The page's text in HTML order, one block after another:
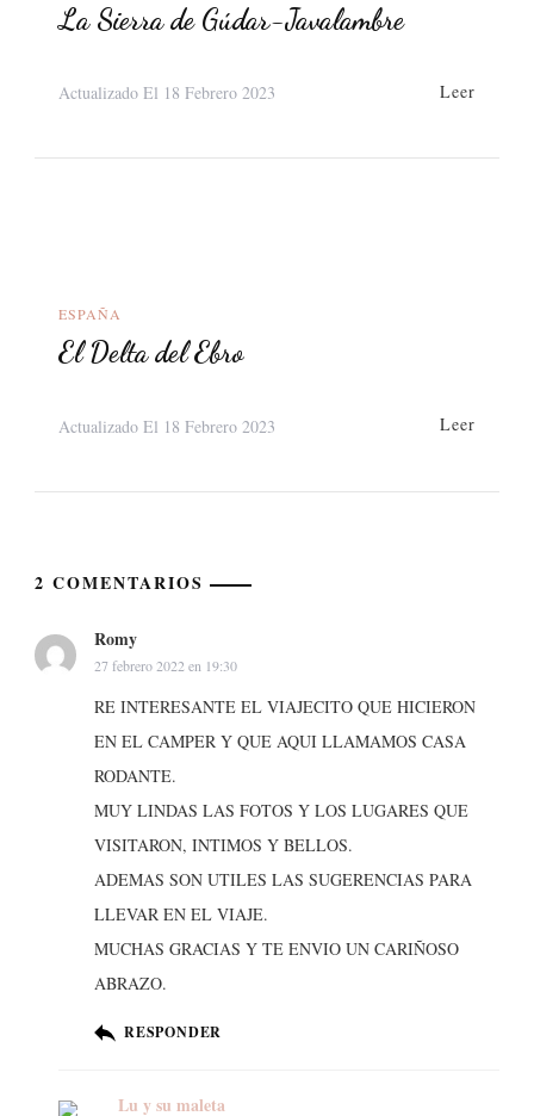
La Sierra de Gúdar-Javalambre
Actualizado El 18 Febrero 2023 Leer
ESPAÑA
El Delta del Ebro
Actualizado El 18 Febrero 2023 Leer
2 COMENTARIOS
Romy
27 febrero 2022 en 19:30
RE INTERESANTE EL VIAJECITO QUE HICIERON
EN EL CAMPER Y QUE AQUI LLAMAMOS CASA
RODANTE.
MUY LINDAS LAS FOTOS Y LOS LUGARES QUE
VISITARON, INTIMOS Y BELLOS.
ADEMAS SON UTILES LAS SUGERENCIAS PARA
LLEVAR EN EL VIAJE.
MUCHAS GRACIAS Y TE ENVIO UN CARIÑOSO
ABRAZO.
RESPONDER
Lu y su maleta